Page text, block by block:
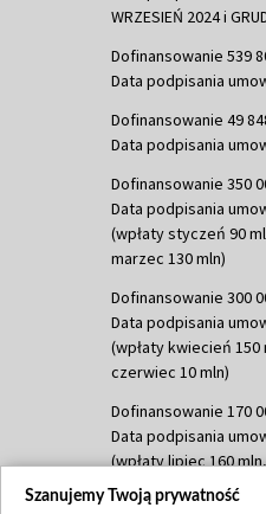
WRZESIEŃ 2024 i
Dofinansowanie 539
Data podpisania
Dofinansowanie 49
Data podpisania
Dofinansowanie 350
Data podpisania
(wpłaty styczeń 90
marzec 130 mln)
Dofinansowanie 300
Data podpisania
(wpłaty kwiecień 150
czerwiec 10 mln)
Dofinansowanie 170
Data podpisania
(wpłaty lipiec 160
Dofinansowanie 60 000
Szanujemy Twoją prywatność